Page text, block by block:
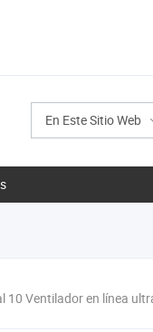
En Este Sitio Web
10 Ventilador en línea